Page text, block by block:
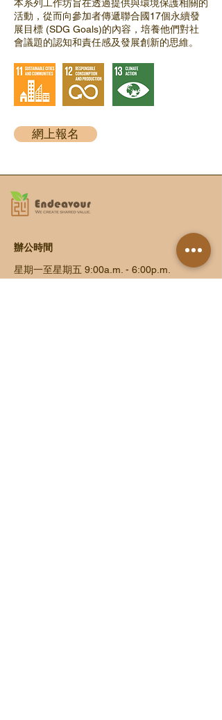
本系列工作坊旨在透過提供與環境保護相關的
活動，從而向參加者傳遞聯合國17個永續發
展目標 (SDG Goals)的內容，培養他們對社
會議題的認知和責任感及發展創新的思維。
網上報名
辦公時間
星期一至星期五 9:00a.m. - 6:00p.m.